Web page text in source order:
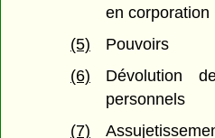
en corporation
(5)
Pouvoirs
(6)
Dévolution
personnels
(7)